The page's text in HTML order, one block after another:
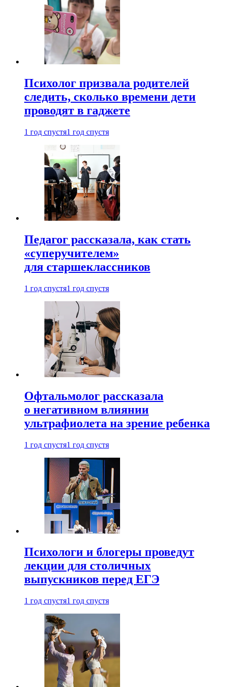
Психолог призвала родителей
следить, сколько времени дети
проводят в гаджете
1 год спустя1 год спустя
Педагог рассказала, как стать
«суперучителем»
для старшеклассников
1 год спустя1 год спустя
Офтальмолог рассказала
о негативном влиянии
ультрафиолета на зрение ребенка
1 год спустя1 год спустя
Психологи и блогеры проведут
лекции для столичных
выпускников перед ЕГЭ
1 год спустя1 год спустя